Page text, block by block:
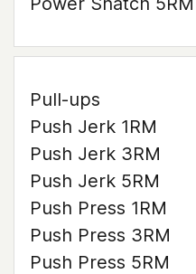
Pull-ups
Push Jerk 1RM
Push Jerk 3RM
Push Jerk 5RM
Push Press 1RM
Push Press 3RM
Push Press 5RM